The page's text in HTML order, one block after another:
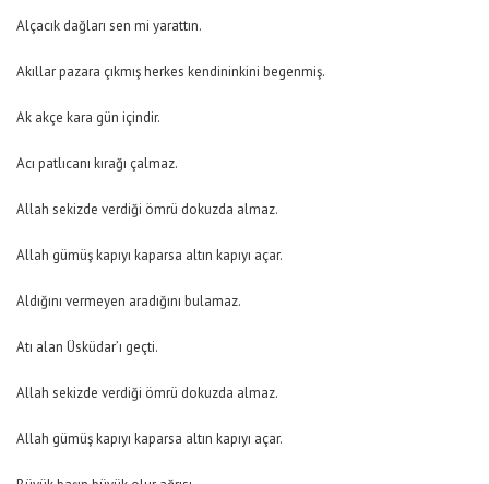
Alçacık dağları sen mi yarattın.
Akıllar pazara çıkmış herkes kendininkini begenmiş.
Ak akçe kara gün içindir.
Acı patlıcanı kırağı çalmaz.
Allah sekizde verdiği ömrü dokuzda almaz.
Allah gümüş kapıyı kaparsa altın kapıyı açar.
Aldığını vermeyen aradığını bulamaz.
Atı alan Üsküdar’ı geçti.
Allah sekizde verdiği ömrü dokuzda almaz.
Allah gümüş kapıyı kaparsa altın kapıyı açar.